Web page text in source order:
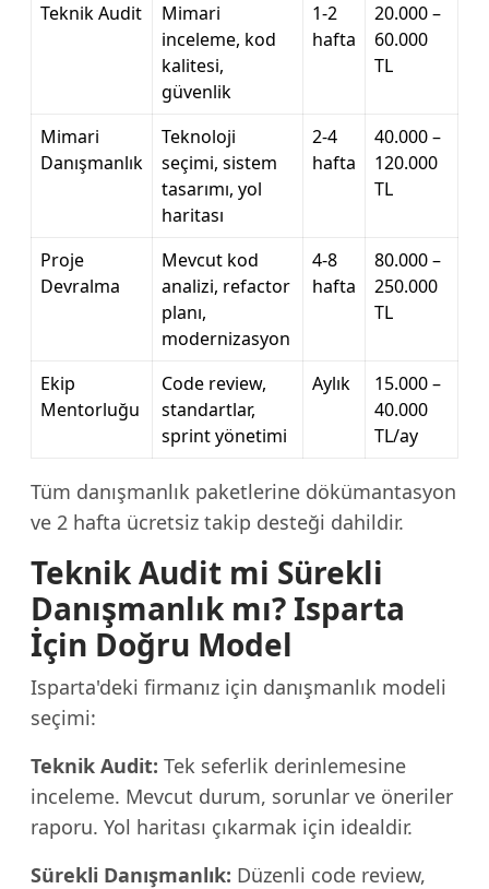
Teknik Audit
Mimari
inceleme, kod
kalitesi,
güvenlik
1-2
hafta
20.000 –
60.000
TL
Mimari
Danışmanlık
Teknoloji
seçimi, sistem
tasarımı, yol
haritası
2-4
hafta
40.000 –
120.000
TL
Proje
Devralma
Mevcut kod
analizi, refactor
planı,
modernizasyon
4-8
hafta
80.000 –
250.000
TL
Ekip
Mentorluğu
Code review,
standartlar,
sprint yönetimi
Aylık
15.000 –
40.000
TL/ay
Tüm danışmanlık paketlerine dökümantasyon
ve 2 hafta ücretsiz takip desteği dahildir.
Teknik Audit mi Sürekli
Danışmanlık mı? Isparta
İçin Doğru Model
Isparta'deki firmanız için danışmanlık modeli
seçimi:
Teknik Audit: Tek seferlik derinlemesine
inceleme. Mevcut durum, sorunlar ve öneriler
raporu. Yol haritası çıkarmak için idealdir.
Sürekli Danışmanlık: Düzenli code review,